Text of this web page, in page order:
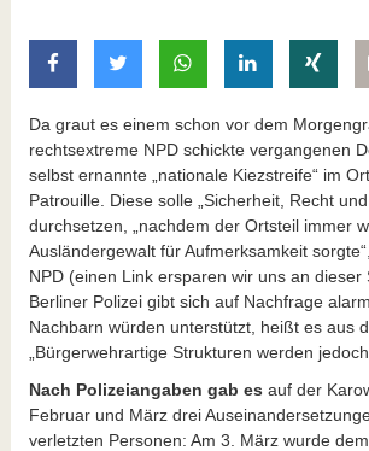
auf Facebook teilen
auf Twitter teilenmit Whatsapp teilen
auf LinkedIn
auf
Da graut es einem schon vor dem
rechtsextreme NPD schickte vergangenen
selbst ernannte „nationale Kiezstreife“ im
Patrouille. Diese solle „Sicherheit, Recht
durchsetzen, „nachdem der Ortsteil immer
Ausländergewalt für Aufmerksamkeit
NPD (einen Link ersparen wir uns an dieser
Berliner Polizei gibt sich auf Nachfrage
Nachbarn würden unterstützt, heißt es aus
„Bürgerwehrartige Strukturen werden
Nach Polizeiangaben gab es auf der
Februar und März drei
verletzten Personen: Am 3. März wurde